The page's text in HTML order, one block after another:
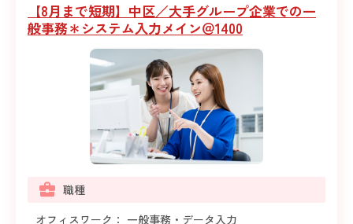
【8月まで短期】中区／大手グループ企業での一
般事務＊システム入力メイン＠1400
職種
オフィスワーク： 一般事務・データ入力